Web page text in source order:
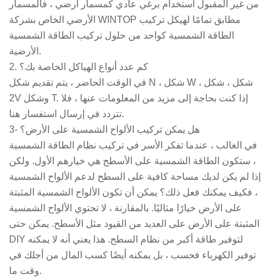
من غير المقبول استخدام برغي عادي كمسمار أرضي ، فالمسمار
الأرضي الخاص بشركة WINTOP مطابق تمامًا لهيكل تركيب
الطاقة الشمسية كواحد من حلول تركيب الطاقة الشمسية
الأرضية.
2. كم عدد أنواع الهياكل الخاصة بك؟
في الوقت الحاضر ، يتم تقديم شكل N ، شكل W ، شكل ، شكل
2V وشكل T. إذا كنت بحاجة إلى مزيد من المعلومات عنها ، فلا
تتردد في إرسال استفسار هنا.
3- هل يمكن تركيب الألواح الشمسية على الأرض؟
في الغالب ، عندما تفكر الأسر في تركيب نظام الطاقة الشمسية
، ستكون الطاقة الشمسية على الأسطح هي خيارهم الأول. ولكن
إذا لم يكن لديك مساحة كافية على السطح لدعم الألواح الشمسية
، فكيف يمكنك فعل ذلك؟ يمكن أن تكون الألواح الشمسية المثبتة
على الأرض خيارًا مثاليًا. بالمقارنة ، لا تحتوي الألواح الشمسية
المثبتة على الأرض على العديد من القيود مثل الأسطح. يمكن حتى
DIY لتوفير طاقة أكبر من نظام السطح. هذا يعني أنه لا يمكنه
توفير الكهرباء فحسب ، بل يمكنه أيضًا كسب المال من أجلك في
وقت ما.